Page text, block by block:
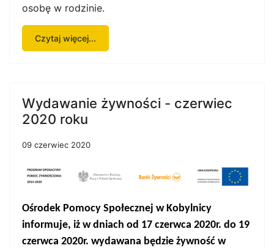
osobę w rodzinie.
Czytaj więcej...
Wydawanie żywności - czerwiec
2020 roku
09 czerwiec 2020
Ośrodek Pomocy Społecznej w Kobylnicy
informuje, iż wdniach od 17 czerwca 2020r. do 19
czerwca 2020r. wydawana będzie żywność w